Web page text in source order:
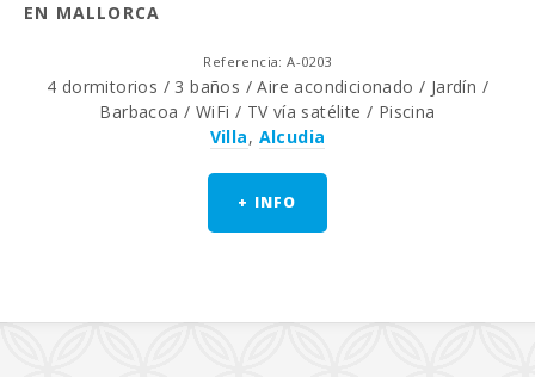
EN MALLORCA
Referencia: A-0203
4 dormitorios / 3 baños / Aire acondicionado / Jardín /
Barbacoa / WiFi / TV vía satélite / Piscina
Villa, Alcudia
+ INFO